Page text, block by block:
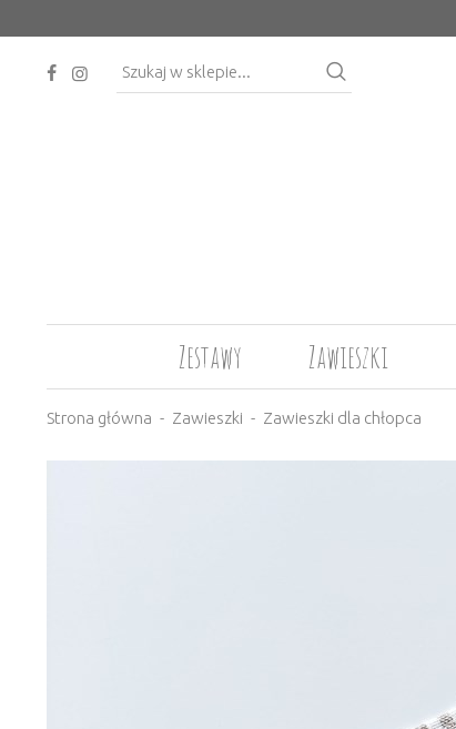
Zestawy Zawieszki
Strona główna Zawieszki Zawieszki dla chłopca